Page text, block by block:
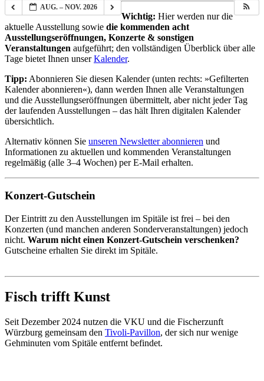
AUG. – NOV. 2026
Wichtig: Hier werden nur die
aktuelle Ausstellung sowie die kommenden acht
Ausstellungseröffnungen, Konzerte & sonstigen
Veranstaltungen aufgeführt; den vollständigen Überblick über alle
Tage bietet Ihnen unserKalender.
Tipp: Abonnieren Sie diesen Kalender (unten rechts: »Gefilterten
Kalender abonnieren«), dann werden Ihnen alle Veranstaltungen
und die Ausstellungseröffnungen übermittelt, aber nicht jeder Tag
der laufenden Ausstellungen – das hält Ihren digitalen Kalender
übersichtlich.
Alternativ können Sie unseren Newsletter abonnieren und
Informationen zu aktuellen und kommenden Veranstaltungen
regelmäßig (alle 3–4 Wochen) per E-Mail erhalten.
Konzert-Gutschein
Der Eintritt zu den Ausstellungen im Spitäle ist frei – bei den
Konzerten (und manchen anderen Sonderveranstaltungen) jedoch
nicht. Warum nicht einen Konzert-Gutschein verschenken?
Gutscheine erhalten Sie direkt im Spitäle.
Fisch trifft Kunst
Seit Dezember 2024 nutzen die VKU und die Fischerzunft
Würzburg gemeinsam den Tivoli-Pavillon, der sich nur wenige
Gehminuten vom Spitäle entfernt befindet.